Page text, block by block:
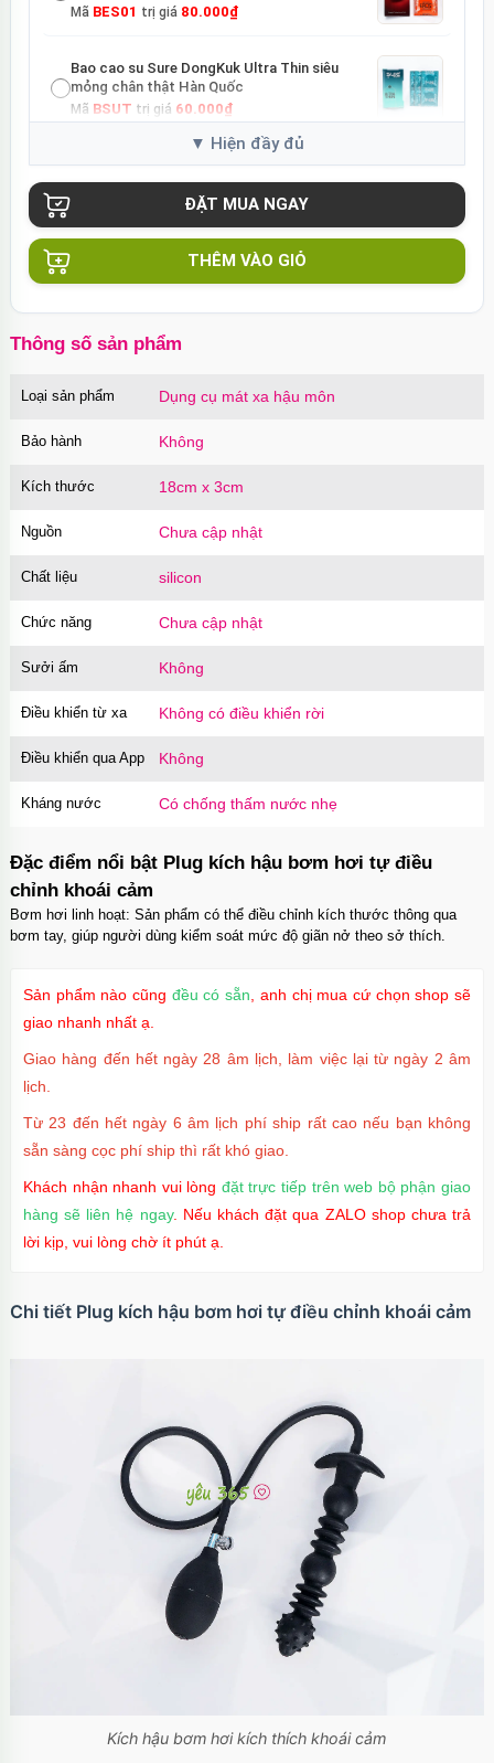
Mã BES01 trị giá 80.000₫
Bao cao su Sure DongKuk Ultra Thin siêu
mỏng chân thật Hàn Quốc
Mã BSUT trị giá 60.000₫
Bao cao su Sure Dongkuk Dotted 10 chiếc gai
nổi kích thích
Mã 60.000₫
Ốp lưng MagSafe iPhone 16 Pro Clear Case
trong suốt
Ốp lưng MagSafe iPhone 16 Pro Max Clear
MãOPC16MXtrị giá70.000₫
70.000₫
chống sốc
giản
Ốp lưng MagSafe iPhone 17 Air Clear Case
trong suốt
tối giản
MãOP17AIR
Ốp lưng iPhone 17 Pro Clear Case Magnetic
70.000₫
suốt tối giản
Ốp lưng iPhone 17 Pro Max Clear Case
Magnetic trong suốt
Mã OPC17MX trị giá 70.000₫
Ốp lưng iPhone 17 Pro Max TPU Space trong
suốt
Ốp lưng iPhone 17 TPU Space trong suốt tối
OP17trị giá 70.000₫
THÊM VÀO GIỎ
Thông số sản phẩm
Loại sản phẩm Dụng cụ mát xa hậu môn
Bảo hành Không
Kích thước 18cm x 3cm
Nguồn Chưa cập nhật
Chất liệu silicon
Chức năng Chưa cập nhật
Sưởi ấm Không
Điều khiển từ xa Không có điều khiển rời
Điều khiển qua App Không
Kháng nước Có chống thấm nước nhẹ
Đặc điểm nổi bật Plug kích hậu bơm hơi tự điều
chỉnh khoái cảm
Bơm hơi linh hoạt: Sản phẩm có thể điều chỉnh kích thước thông qua
bơm tay, giúp người dùng kiểm soát mức độ giãn nở theo sở thích.
Sản phẩm nào cũng đều có sẵn , anh chị mua cứ chọn shop sẽ
giao nhanh nhất ạ.
Giao hàng đến hết ngày 28 âm lịch, làm việc lại từ ngày 2 âm
lịch.
Từ 23 đến hết ngày 6 âm lịch phí ship rất cao nếu bạn không
sẵn sàng cọc phí ship thì rất khó giao.
Khách nhận nhanh vui lòng đặt trực tiếp trên web bộ phận giao
hàng sẽ liên hệ ngay. Nếu khách đặt qua ZALO shop chưa trả
lời kịp, vui lòng chờ ít phút ạ.
Chi tiết Plug kích hậu bơm hơi tự điều chỉnh khoái cảm
Kích hậu bơm hơi kích thích khoái cảm